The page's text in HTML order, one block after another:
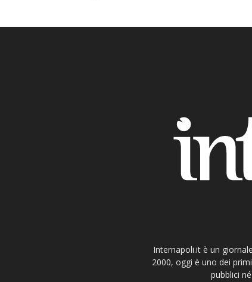
Internapoli.it è un
2000, oggi è uno dei
pubblici